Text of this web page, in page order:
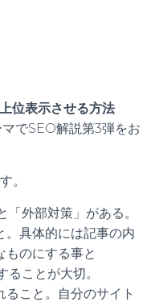
位表示させる方法
マでSEO解説第3弾をお
。
外部対策」がある。
。具体的には記事の内
ものにする事と
ことが大切。
こと。自分のサイト